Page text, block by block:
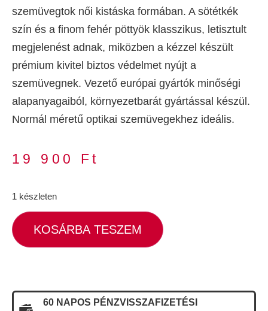
szemüvegtok női kistáska formában. A sötétkék
szín és a finom fehér pöttyök klasszikus, letisztult
megjelenést adnak, miközben a kézzel készült
prémium kivitel biztos védelmet nyújt a
szemüvegnek. Vezető európai gyártók minőségi
alapanyagaiból, környezetbarát gyártással készül.
Normál méretű optikai szemüvegekhez ideális.
19 900 Ft
1 készleten
KOSÁRBA TESZEM
60 NAPOS PÉNZVISSZAFIZETÉSI